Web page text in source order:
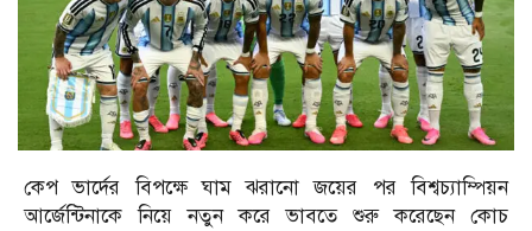
কেপ ভার্দের বিপক্ষে ঘাম ঝরানো জয়ের পর বিশ্বচ্যাম্পিয়ন
আর্জেন্টিনাকে নিয়ে নতুন করে ভাবতে শুরু করেছেন কোচ